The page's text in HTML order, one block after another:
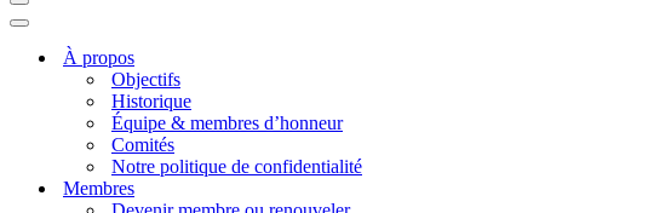
Menu
de
navigation
Menu
navigationÀ propos
Objectifs
Historique
Équipe & membres d’honneur
Comités
Notre politique de confidentialité
Membres